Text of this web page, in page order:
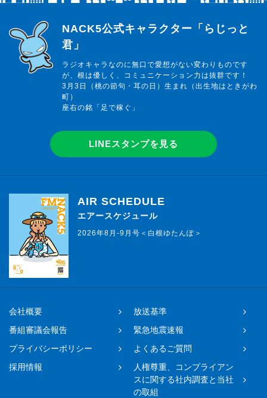
らじっと君
NACK5公式キャラクター「らじっと
君」
ラジオキャラなのに無口で愛想がない変わりものです
が、根は優しく、コミュニケーション力は抜群です！
3月3日（桃の節句・耳の日）生まれ（出生地はときがわ
町）
座右の銘「足で稼ぐ」
LINEスタンプを見る
AIR SCHEDULE
エアースケジュール
2026年8月-9月号＜白根ゆたんぽ＞
会社概要
放送基準
番組審議会報告
緊急地震速報
プライバシーポリシー
よくあるご質問
採用情報
人権尊重、コンプライアン
スに関する社内調査と当社
の取組